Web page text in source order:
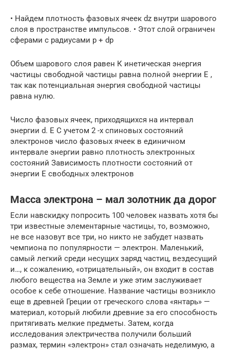
• Найдем плотность фазовых ячеек dz внутри шарового
слоя в пространстве импульсов. • Этот слой ограничен
сферами с радиусами р + dp
Объем шарового слоя равен К инетическая энергия
частицы свободной частицы равна полной энергии Е ,
так как потенциальная энергия свободной частицы
равна нулю.
Число фазовых ячеек, приходящихся на интервал
энергии d. E С учетом 2 -х спиновых состояний
электронов число фазовых ячеек в единичном
интервале энергии равно плотность электронных
состояний Зависимость плотности состояний от
энергии E свободных электронов
Масса электрона – мал золотник да дорог
Если навскидку попросить 100 человек назвать хотя бы
три известные элементарные частицы, то, возможно,
не все назовут все три, но никто не забудет назвать
чемпиона по популярности — электрон. Маленький,
самый легкий среди несущих заряд частиц, вездесущий
и…, к сожалению, «отрицательный», он входит в состав
любого вещества на Земле и уже этим заслуживает
особое к себе отношение. Название частицы возникло
еще в древней Греции от греческого слова «янтарь» —
материал, который любили древние за его способность
притягивать мелкие предметы. Затем, когда
исследования электричества получили больший
размах, термин «электрон» стал означать неделимую, а